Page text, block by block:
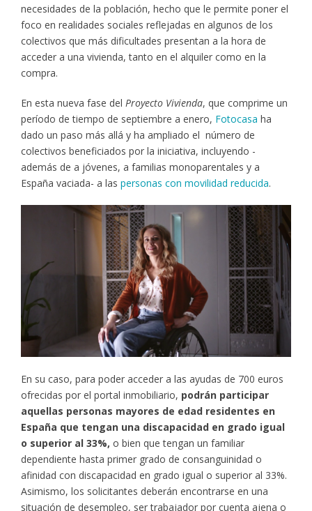
necesidades de la población, hecho que le permite poner el
foco en realidades sociales reflejadas en algunos de los
colectivos que más dificultades presentan a la hora de
acceder a una vivienda, tanto en el alquiler como en la
compra.
En esta nueva fase del Proyecto Vivienda, que comprime un
período de tiempo de septiembre a enero, Fotocasa ha
dado un paso más allá y ha ampliado el número de
colectivos beneficiados por la iniciativa, incluyendo -
además de a jóvenes, a familias monoparentales y a
España vaciada- a las personas con movilidad reducida.
En su caso, para poder acceder a las ayudas de 700 euros
ofrecidas por el portal inmobiliario, podrán participar
aquellas personas mayores de edad residentes en
España que tengan una discapacidad en grado igual
o superior al 33%, o bien que tengan un familiar
dependiente hasta primer grado de consanguinidad o
afinidad con discapacidad en grado igual o superior al 33%.
Asimismo, los solicitantes deberán encontrarse en una
situación de desempleo, ser trabajador por cuenta ajena o